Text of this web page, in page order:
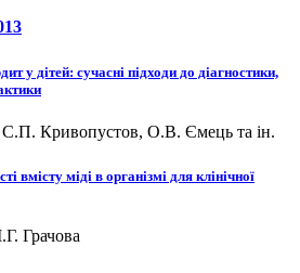
у дітей: сучасні підходи до діагностики,
Кривопустов, О.В. Ємець та ін.
вмісту міді в організмі для клінічної
Грачова